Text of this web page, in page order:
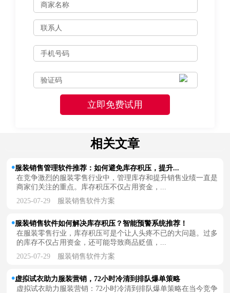
相关文章
服装销售管理软件推荐：如何避免库存积压，提升...
在竞争激烈的服装零售行业中，管理库存和提升销售业绩一直是
商家们关注的重点。库存积压不仅占用资金，...
2025-07-29 服装销售软件方案
服装销售软件如何解决库存积压？智能预警系统推荐！
在服装零售行业，库存积压可是个让人头疼不已的大问题。过多
的库存不仅占用资金，还可能导致商品贬值，...
2025-07-29 服装销售软件方案
虚拟试衣助力服装营销，72小时冷清到排队爆单策略
虚拟试衣助力服装营销：72小时冷清到排队爆单策略在当今竞争